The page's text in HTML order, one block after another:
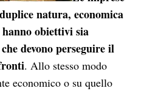
natura, economica
hanno obiettivi sia
devono perseguire il
. Allo stesso modo
economico o su quello